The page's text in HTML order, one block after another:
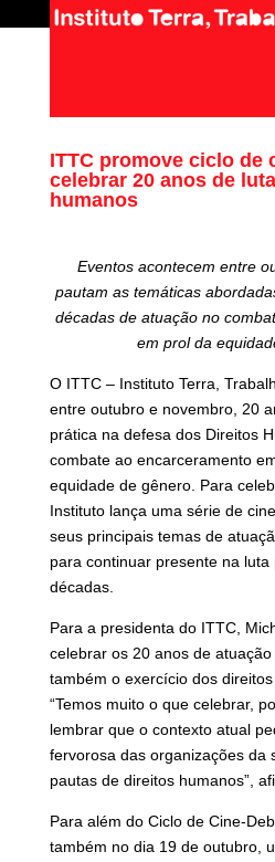
ITTC promove ciclo de
celebrar 20 anos de
humanos
Eventos acontecem entre
pautam as temáticas
décadas de atuação no
em prol da
O ITTC – Instituto Terra,
entre outubro e novembro, 20
prática na defesa dos Direitos
combate ao encarceramento
equidade de gênero. Para
Instituto lança uma série de
seus principais temas de
para continuar presente na
décadas.
Para a presidenta do ITTC,
celebrar os 20 anos de
também o exercício dos
“Temos muito o que celebrar,
lembrar que o contexto atual
fervorosa das organizações da
pautas de direitos humanos”,
Para além do Ciclo de Cine-
também no dia 19 de outubro,